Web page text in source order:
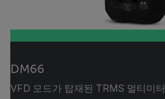
DM66
VFD 모드가 탑재된 TRMS 멀티미터